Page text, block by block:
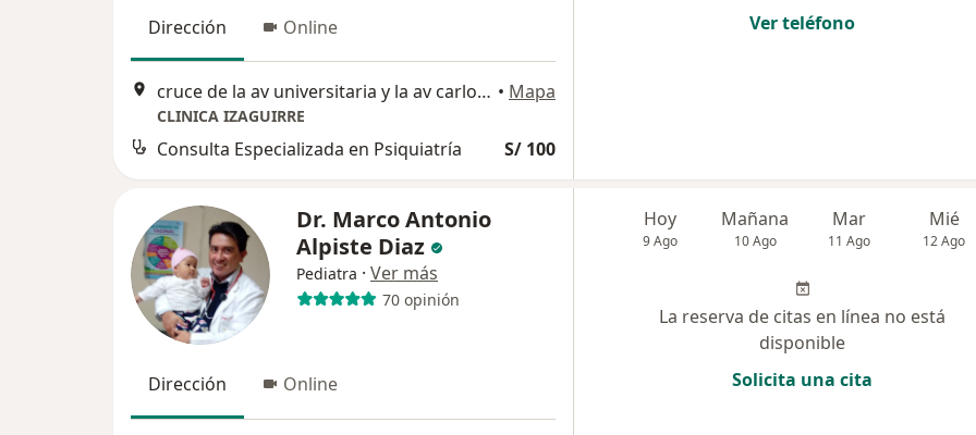
Dirección Online
cruce de la av universitaria y la av carlos izaguirre, Lima • Mapa
CLINICA IZAGUIRRE
Consulta Especializada en Psiquiatría S/ 100
Ver teléfono
Dr. Marco Antonio
Alpiste Diaz
Pediatra · Ver más
70 opinión
Dirección Online
Hoy
9 Ago
Mañana
10 Ago
Mar
11 Ago
Mié
12 Ago
La reserva de citas en línea no está
disponible
Solicita una cita